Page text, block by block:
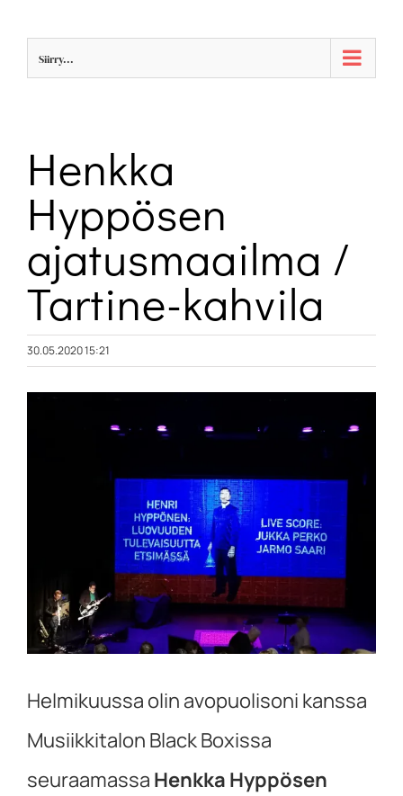
Siirry...
Henkka
Hyppösen
ajatusmaailma /
Tartine-kahvila
30.05.2020 15:21
Helmikuussa olin avopuolisoni kanssa
Musiikkitalon Black Boxissa
seuraamassa Henkka Hyppösen